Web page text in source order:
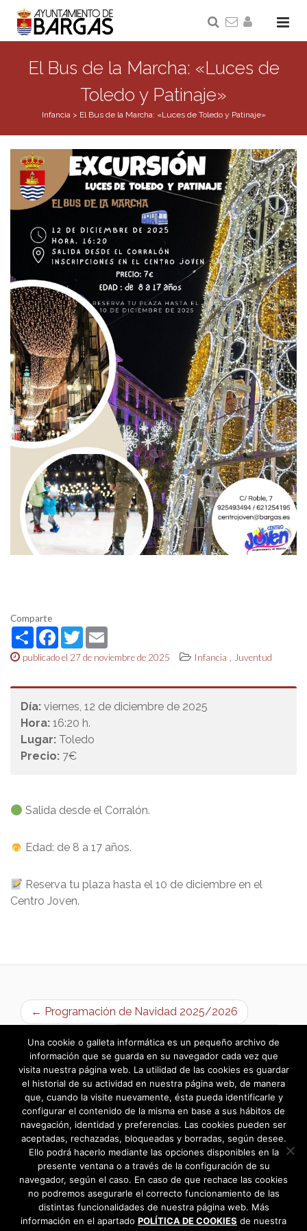
El Bus de la Marcha: «Luces de
Toledo y Patinaje»
Infancia> El Bus de la Marcha: «Luces de Toledo y Patinaje»
Comparte
ShareFacebook
Twitter
publicado el 27 de noviembre de 2025 Infancia , Juventud
Día: viernes, 12 de diciembre de 2025
Hora: 16:20 h.
Lugar: Toledo
Precio: 7€
Salida desde el Corralón.
Edad: de 8 a 17 años.
Reserva tu plaza hasta el 10 de diciembre en el
Centro Joven.
← Programación de Navidad 2025/2026
«Tengamos la fiesta en paz» →
Una cookie o galleta informática es un pequeño archivo de
información que se guarda en su navegador cada vez que
visita nuestra página web. La utilidad de las cookies es guardar
el historial de su actividad en nuestra página web, de manera
que, cuando la visite nuevamente, ésta pueda identificarle y
configurar el contenido de la misma en base a sus hábitos de
navegación, identidad y preferencias. Las cookies pueden ser
aceptadas, rechazadas, bloqueadas y borradas, según desee.
Ello podrá hacerlo mediante las opciones disponibles en la
presente ventana o a través de la configuración de su
navegador, según el caso. En caso de que rechace las cookies
no podremos asegurarle el correcto funcionamiento de las
distintas funcionalidades de nuestra página web. Más
información en el apartado POLÍTICA DE COOKIES de nuestra